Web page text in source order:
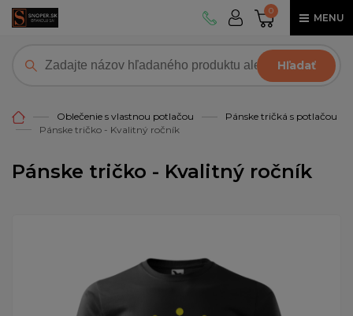
0
MENU
Hľadať
Oblečenie s vlastnou potlačou
Pánske tričká s potlačou
Pánske tričko - Kvalitný ročník
Pánske tričko - Kvalitný ročník